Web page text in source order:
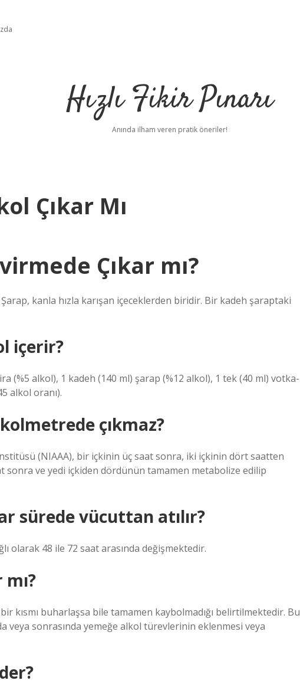
Hızlı Fikir Pınarı
Anında ilham veren pratik öneriler!
Çıkar Mı
Çıkar mı?
kanla hızla karışan içeceklerden biridir. Bir kadeh şaraptaki
içerir?
(%5 alkol), 1 kadeh (140 ml) şarap (%12 alkol), 1 tek (40 ml) votka-
alkol oranı).
çıkmaz?
(NIAAA), bir içkinin üç saat sonra, iki içkinin dört saatten
sonra ve yedi içkiden dördünün tamamen metabolize edilip
sürede vücuttan atılır?
olarak 48 ile 72 saat arasında değişmektedir.
kısmı buharlaşsa bile tamamen kaybolmadığı belirtilmektedir. Bu
veya sonrasında yemeğe alkol türevlerinin eklenmesi veya